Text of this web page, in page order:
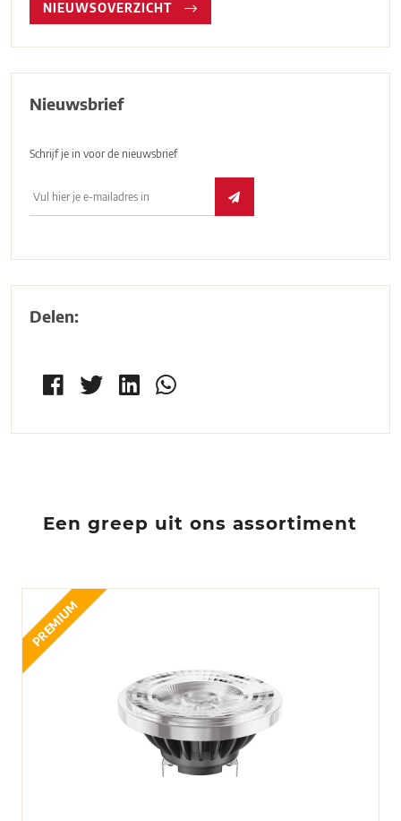
NIEUWSOVERZICHT
Nieuwsbrief
Schrijf je in voor de nieuwsbrief
Delen:
Een greep uit ons assortiment
PREMIUM